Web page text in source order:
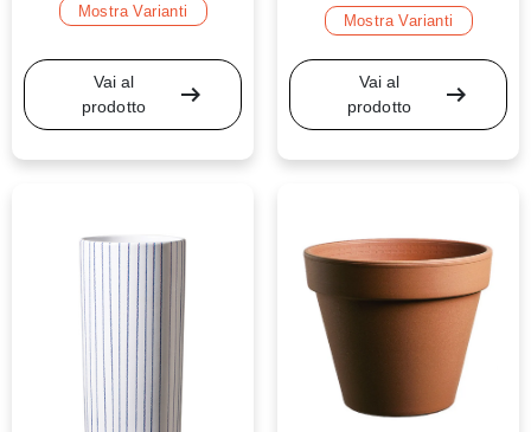
Mostra Varianti
Vai al
prodotto
arrow_right_alt
Mostra Varianti
Vai al
prodotto
arrow_right_alt